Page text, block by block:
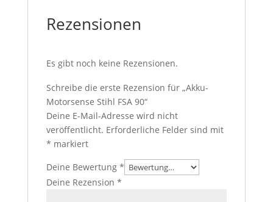
Rezensionen
Es gibt noch keine Rezensionen.
Schreibe die erste Rezension für „Akku-
Motorsense Stihl FSA 90“
Deine E-Mail-Adresse wird nicht
veröffentlicht. Erforderliche Felder sind mit
* markiert
Deine Bewertung *
Deine Rezension *